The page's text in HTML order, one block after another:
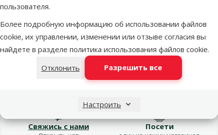
пользователя.
Более подробную информацию об использовании файлов
cookie, их управлении, изменении или отзыве согласия вы
найдете в разделе политика использования файлов cookie.
Отклонить
Разрешить все
Настроить
Свяжись
с магазином
Звони – 26 100 502
Свяжись с нами Посети